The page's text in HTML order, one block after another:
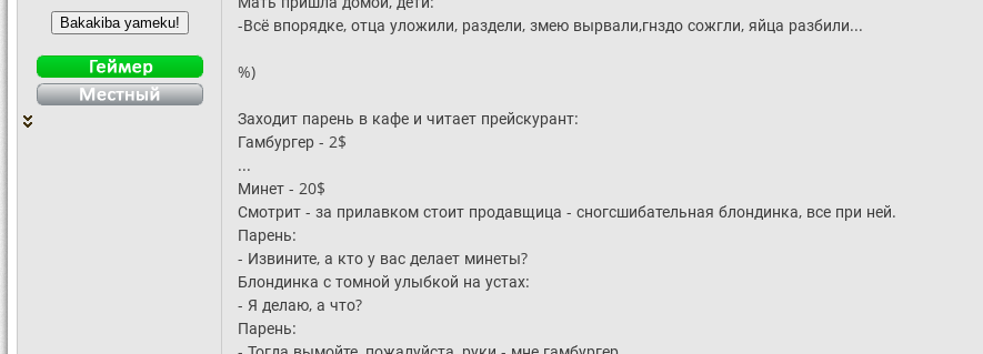
-Всё впорядке, отца уложили, раздели, змею вырвали,гнздо сожгли, яйца разбили...
%)
Заходит парень в кафе и читает прейскурант:
Гамбургер - 2$
...
Минет - 20$
Смотрит - за прилавком стоит продавщица - сногсшибательная блондинка, все при ней.
Парень:
- Извините, а кто у вас делает минеты?
Блондинка с томной улыбкой на устах:
- Я делаю, а что?
Парень: